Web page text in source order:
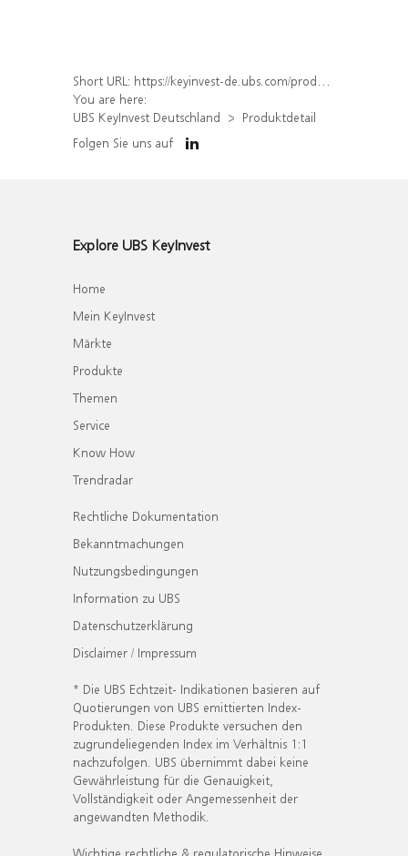
Short URL: https://keyinvest-de.ubs.com/produkt/detail/index/isin/DE000WA35CK0
You are here:
UBS KeyInvest Deutschland
Produktdetail
Folgen Sie uns auf
Explore UBS KeyInvest
Home
Mein KeyInvest
Märkte
Produkte
Themen
Service
Know How
Trendradar
Rechtliche Dokumentation
Bekanntmachungen
Nutzungsbedingungen
Information zu UBS
Datenschutzerklärung
Disclaimer / Impressum
* Die UBS Echtzeit- Indikationen basieren auf
Quotierungen von UBS emittierten Index-
Produkten. Diese Produkte versuchen den
zugrundeliegenden Index im Verhältnis 1:1
nachzufolgen. UBS übernimmt dabei keine
Gewährleistung für die Genauigkeit,
Vollständigkeit oder Angemessenheit der
angewandten Methodik.